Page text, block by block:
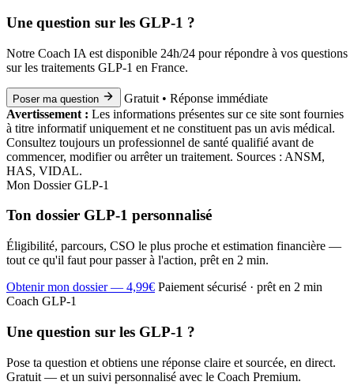
Une question sur les GLP-1 ?
Notre Coach IA est disponible 24h/24 pour répondre à vos questions
sur les traitements GLP-1 en France.
Poser ma question
Gratuit • Réponse immédiate
Avertissement : Les informations présentes sur ce site sont fournies
à titre informatif uniquement et ne constituent pas un avis médical.
Consultez toujours un professionnel de santé qualifié avant de
commencer, modifier ou arrêter un traitement. Sources : ANSM,
HAS, VIDAL.
Mon Dossier GLP-1
Ton dossier GLP-1 personnalisé
Éligibilité, parcours, CSO le plus proche et estimation financière —
tout ce qu'il faut pour passer à l'action, prêt en 2 min.
Obtenir mon dossier — 4,99€ Paiement sécurisé · prêt en 2 min
Coach GLP-1
Une question sur les GLP-1 ?
Pose ta question et obtiens une réponse claire et sourcée, en direct.
Gratuit — et un suivi personnalisé avec le Coach Premium.